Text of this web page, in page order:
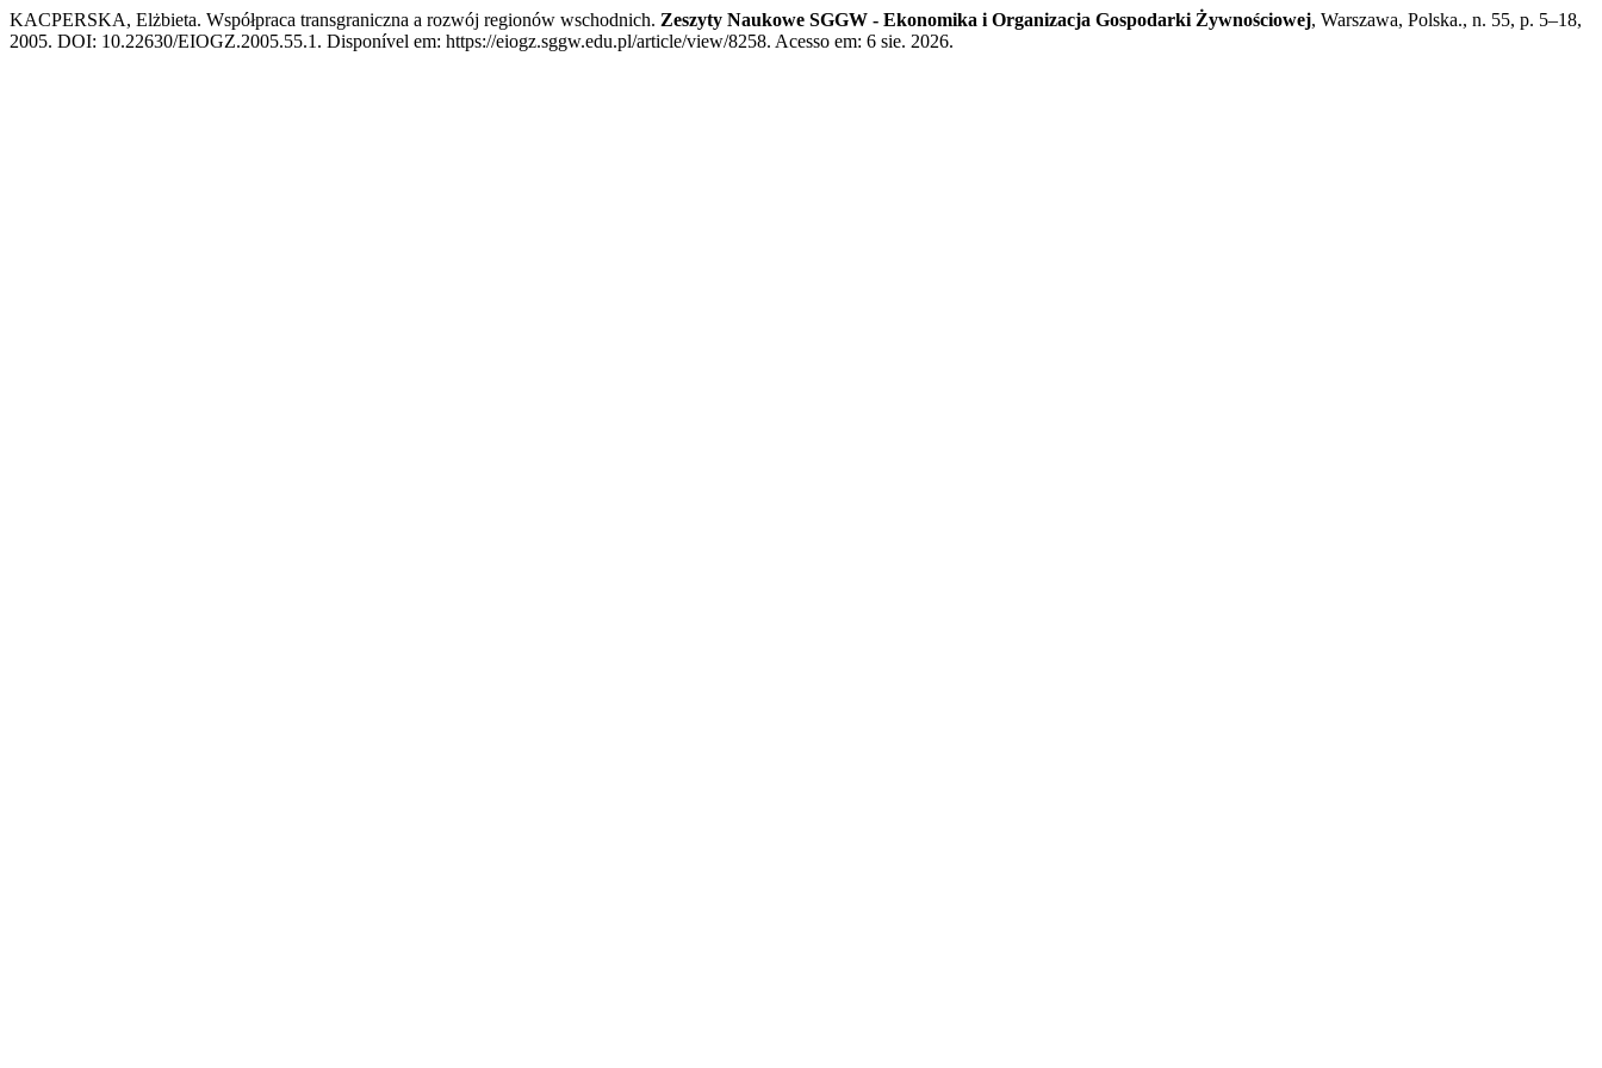
KACPERSKA, Elżbieta. Współpraca transgraniczna a rozwój regionów wschodnich. Zeszyty Naukowe SGGW - Ekonomika i Organizacja Gospodarki Żywnościowej, Warszawa, Polska., n. 55, p. 5–18,
2005. DOI: 10.22630/EIOGZ.2005.55.1. Disponível em: https://eiogz.sggw.edu.pl/article/view/8258. Acesso em: 6 sie. 2026.